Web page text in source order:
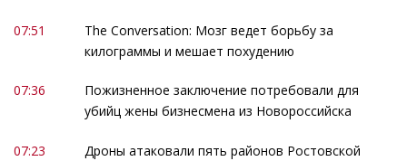
07:51
The Conversation: Мозг ведет борьбу за
килограммы и мешает похудению
07:36
Пожизненное заключение потребовали для
убийц жены бизнесмена из Новороссийска
07:23
Дроны атаковали пять районов Ростовской